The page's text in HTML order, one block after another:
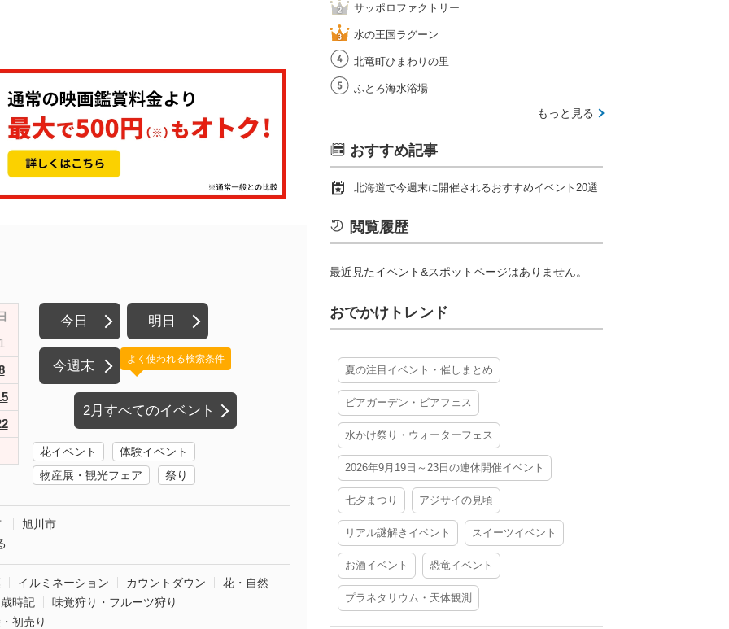
今日 明日
今週末
2月すべてのイベント
よく使われる検索条件
花イベント
体験イベント
物産展・観光フェア
祭り
旭川市
イルミネーション カウントダウン
花・自然
時記
味覚狩り・フルーツ狩り
初売り
サッポロファクトリー
水の王国ラグーン
北竜町ひまわりの里
ふとろ海水浴場
もっと見る
おすすめ記事
北海道で今週末に開催されるおすすめイベント20選
閲覧履歴
最近見たイベント&スポットページはありません。
おでかけトレンド
夏の注目イベント・催しまとめ
ビアガーデン・ビアフェス
水かけ祭り・ウォーターフェス
2026年9月19日～23日の連休開催イベント
七夕まつり アジサイの見頃
リアル謎解きイベント スイーツイベント
お酒イベント 恐竜イベント
プラネタリウム・天体観測